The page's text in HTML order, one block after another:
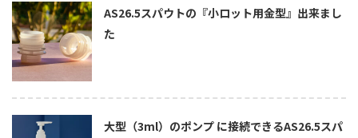
AS26.5スパウトの『小ロット用金型』出来まし
た
大型（3ml）のポンプ に接続できるAS26.5スパ